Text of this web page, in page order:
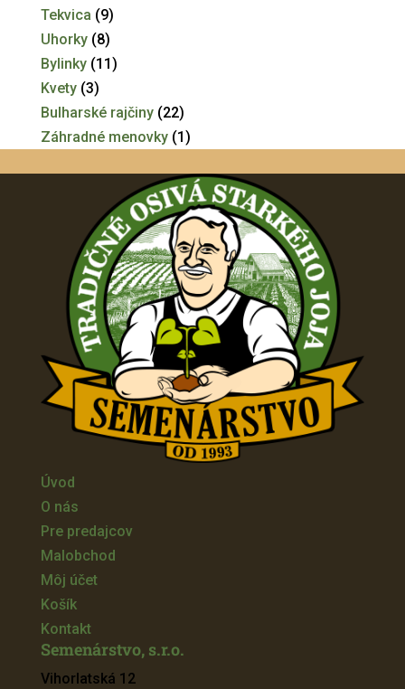
Tekvica (9)
Uhorky (8)
Bylinky (11)
Kvety (3)
Bulharské rajčiny (22)
Záhradné menovky (1)
Úvod
O nás
Pre predajcov
Malobchod
Môj účet
Košík
Kontakt
Semenárstvo, s.r.o.
Vihorlatská 12